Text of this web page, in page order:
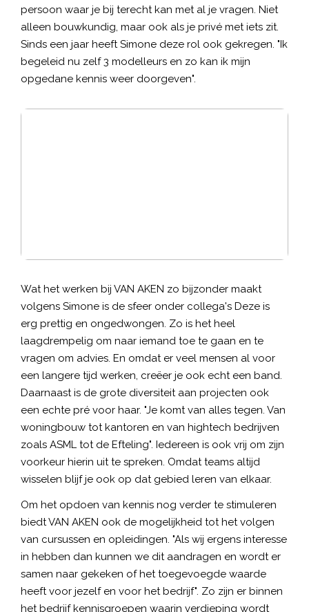
persoon waar je bij terecht kan met al je vragen. Niet
alleen bouwkundig, maar ook als je privé met iets zit.
Sinds een jaar heeft Simone deze rol ook gekregen. "Ik
begeleid nu zelf 3 modelleurs en zo kan ik mijn
opgedane kennis weer doorgeven".
Wat het werken bij VAN AKEN zo bijzonder maakt
volgens Simone is de sfeer onder collega's Deze is
erg prettig en ongedwongen. Zo is het heel
laagdrempelig om naar iemand toe te gaan en te
vragen om advies. En omdat er veel mensen al voor
een langere tijd werken, creëer je ook echt een band.
Daarnaast is de grote diversiteit aan projecten ook
een echte pré voor haar. "Je komt van alles tegen. Van
woningbouw tot kantoren en van hightech bedrijven
zoals ASML tot de Efteling". Iedereen is ook vrij om zijn
voorkeur hierin uit te spreken. Omdat teams altijd
wisselen blijf je ook op dat gebied leren van elkaar.
Om het opdoen van kennis nog verder te stimuleren
biedt VAN AKEN ook de mogelijkheid tot het volgen
van cursussen en opleidingen. "Als wij ergens interesse
in hebben dan kunnen we dit aandragen en wordt er
samen naar gekeken of het toegevoegde waarde
heeft voor jezelf en voor het bedrijf". Zo zijn er binnen
het bedrijf kennisgroepen waarin verdieping wordt